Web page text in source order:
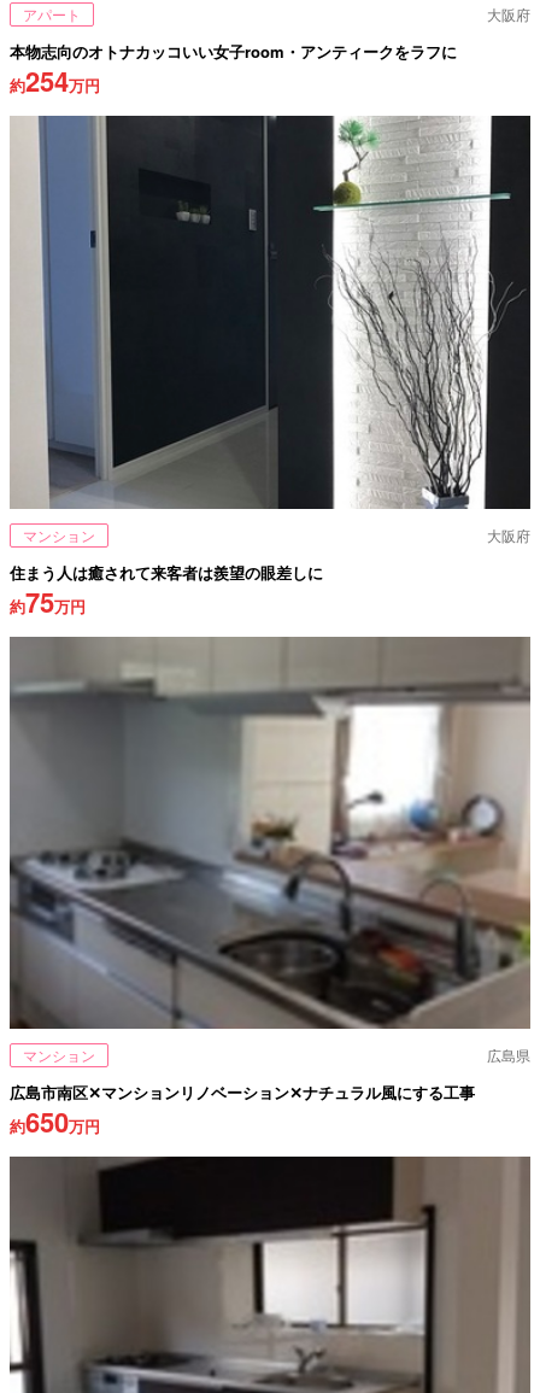
アパート 大阪府
本物志向のオトナカッコいい女子room・アンティークをラフに
約254万円
マンション 大阪府
住まう人は癒されて来客者は羨望の眼差しに
約75万円
マンション 広島県
広島市南区✕マンションリノベーション✕ナチュラル風にする工事
約650万円